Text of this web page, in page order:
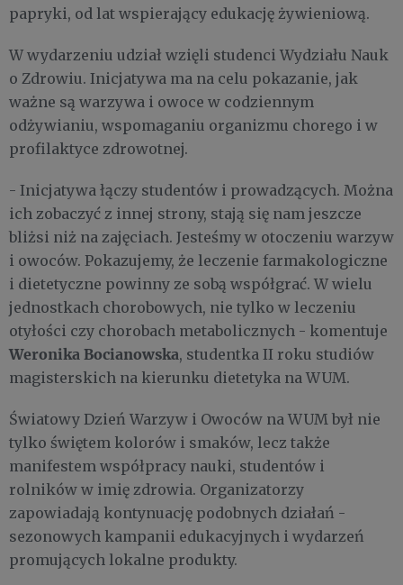
papryki, od lat wspierający edukację żywieniową.
W wydarzeniu udział wzięli studenci Wydziału Nauk
o Zdrowiu. Inicjatywa ma na celu pokazanie, jak
ważne są warzywa i owoce w codziennym
odżywianiu, wspomaganiu organizmu chorego i w
profilaktyce zdrowotnej.
- Inicjatywa łączy studentów i prowadzących. Można
ich zobaczyć z innej strony, stają się nam jeszcze
bliżsi niż na zajęciach. Jesteśmy w otoczeniu warzyw
i owoców. Pokazujemy, że leczenie farmakologiczne
i dietetyczne powinny ze sobą współgrać. W wielu
jednostkach chorobowych, nie tylko w leczeniu
otyłości czy chorobach metabolicznych - komentuje
Weronika Bocianowska, studentka II roku studiów
magisterskich na kierunku dietetyka na WUM.
Światowy Dzień Warzyw i Owoców na WUM był nie
tylko świętem kolorów i smaków, lecz także
manifestem współpracy nauki, studentów i
rolników w imię zdrowia. Organizatorzy
zapowiadają kontynuację podobnych działań -
sezonowych kampanii edukacyjnych i wydarzeń
promujących lokalne produkty.